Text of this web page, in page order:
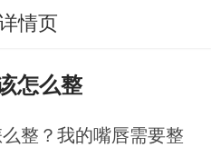
情页
怎么整
整？我的嘴唇需要整